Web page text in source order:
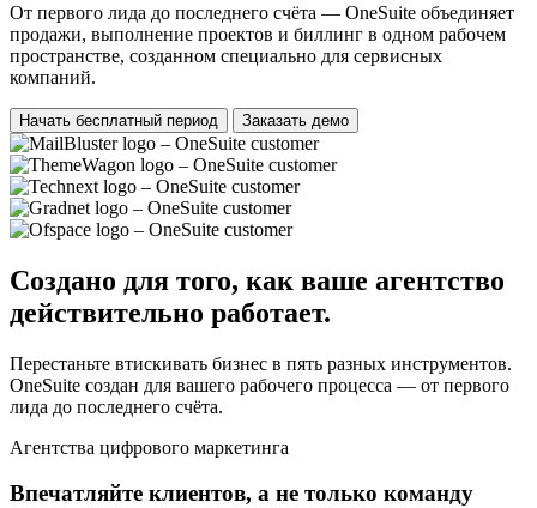
От первого лида до последнего счёта — OneSuite объединяет
продажи, выполнение проектов и биллинг в одном рабочем
пространстве, созданном специально для сервисных
компаний.
Начать бесплатный период Заказать демо
Создано для того, как ваше агентство
действительно работает.
Перестаньте втискивать бизнес в пять разных инструментов.
OneSuite создан для вашего рабочего процесса — от первого
лида до последнего счёта.
Агентства цифрового маркетинга
Впечатляйте клиентов, а не только команду